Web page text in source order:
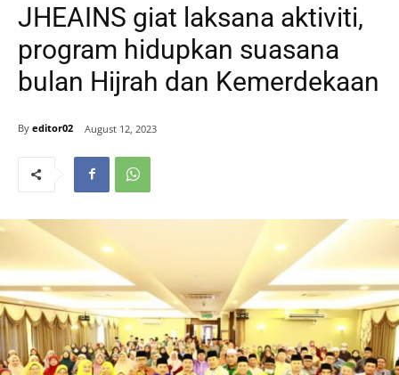
JHEAINS giat laksana aktiviti,
program hidupkan suasana
bulan Hijrah dan Kemerdekaan
By editor02 August 12, 2023